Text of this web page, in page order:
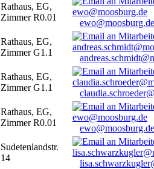
Rathaus, EG,
Zimmer R0.01
ewo@moosburg.de
Rathaus, EG,
Zimmer G1.1
Rathaus, EG,
Zimmer G1.1
Rathaus, EG,
Zimmer R0.01
ewo@moosburg.de
Sudetenlandstr.
14